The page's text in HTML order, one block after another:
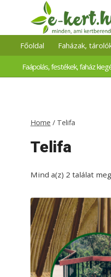
content
Főoldal Faházak,
Faápolás, festékek, faház
Home / Telifa
Telifa
Mind a(z) 2 találat